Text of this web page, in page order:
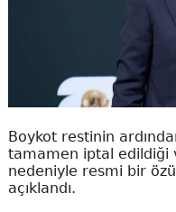
Boykot restinin
tamamen iptal edildiği
nedeniyle resmi bir
açıklandı.